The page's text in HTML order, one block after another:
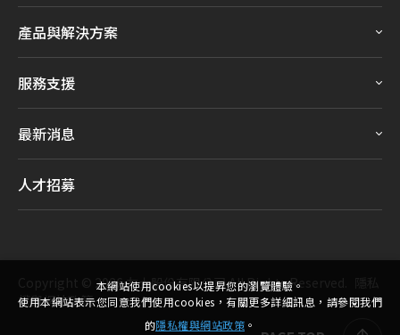
產品與解決方案
服務支援
最新消息
人才招募
2026友士股份有限公司 All Rights Reserved.
權與網站政策
本網站使用cookies以提昇您的瀏覽體驗。
使用本網站表示您同意我們使用cookies，有關更多詳細訊息，請參閱我們
的隱私權與網站政策 。